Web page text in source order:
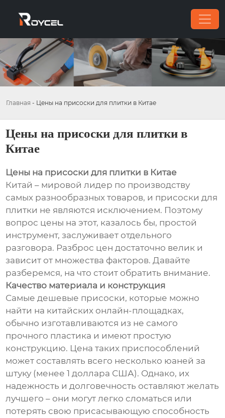
Главная - Цены на присоски для плитки в Китае
Цены на присоски для плитки в
Китае
Цены на присоски для плитки в Китае
Китай – мировой лидер по производству
самых разнообразных товаров, и присоски для
плитки не являются исключением. Поэтому
вопрос цены на этот, казалось бы, простой
инструмент, заслуживает отдельного
разговора. Разброс цен достаточно велик и
зависит от множества факторов. Давайте
разберемся, на что стоит обратить внимание.
Качество материала и конструкция
Самые дешевые присоски, которые можно
найти на китайских онлайн-площадках,
обычно изготавливаются из не самого
прочного пластика и имеют простую
конструкцию. Цена таких приспособлений
может составлять всего несколько юаней за
штуку (менее 1 доллара США). Однако, их
надежность и долговечность оставляют желать
лучшего – они могут легко сломаться или
потерять свою присасывающую способность